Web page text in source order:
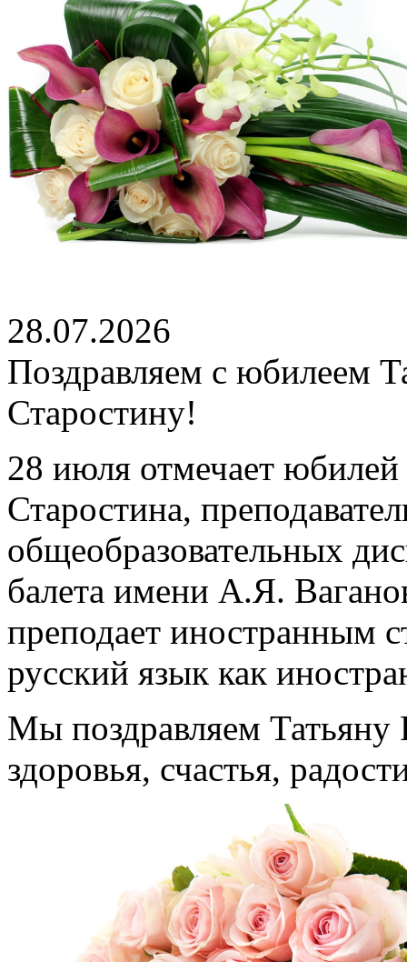
28.07.2026
Поздравляем с юбилеем
Старостину!
28 июля отмечает
Старостина,
общеобразовательных
балета имени А.Я.
преподает иностранным
русский язык как
Мы поздравляем
здоровья, счастья,